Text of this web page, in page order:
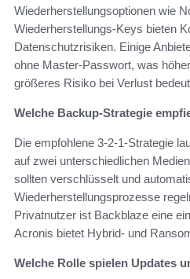
Wiederherstellungsoptionen wie
Wiederherstellungs‑Keys bieten
Datenschutzrisiken. Einige
ohne Master‑Passwort, was
größeres Risiko bei Verlust
Welche Backup‑Strategie
Die empfohlene 3‑2‑1‑Strategie
auf zwei unterschiedlichen
sollten verschlüsselt und
Wiederherstellungsprozesse
Privatnutzer ist Backblaze eine
Acronis bietet Hybrid‑ und
Welche Rolle spielen Updates